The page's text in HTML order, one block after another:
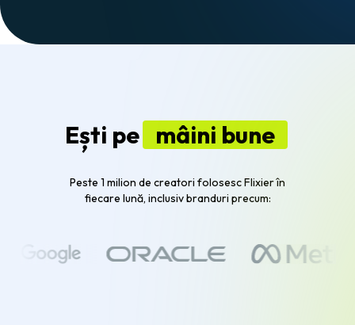
Ești pe mâini bune
Peste 1 milion de creatori folosesc Flixier în
fiecare lună, inclusiv branduri precum: